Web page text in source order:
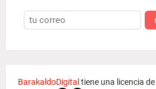
BarakaldoDigital tiene una licencia